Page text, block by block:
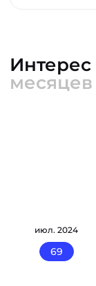
Интерес
месяцев
июл. 2024
69